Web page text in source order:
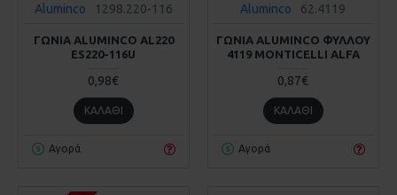
Aluminco 1298.220-116
ΓΩΝΙΑ ALUMINCO AL220
ES220-116U
0,98€
ΚΑΛΆΘΙ
Αγορά
Aluminco 62.4119
ΓΩΝΙΑ ALUMINCO ΦΥΛΛΟΥ
4119 MONTICELLI ALFA
0,87€
ΚΑΛΆΘΙ
Αγορά